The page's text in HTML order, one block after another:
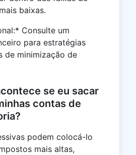
baixas.
Consulte um
para estratégias
de minimização de
se eu sacar
contas de
podem colocá-lo
mais altas,